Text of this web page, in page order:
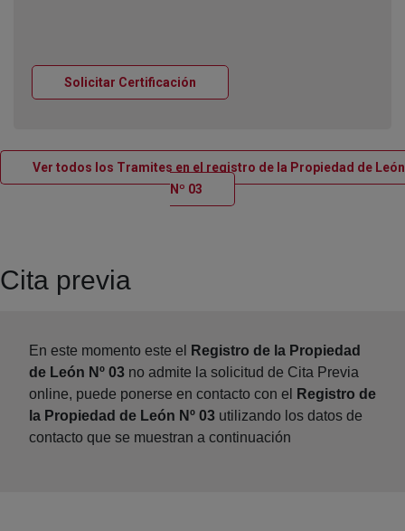
Solicitar Certificación
Ver todos los Tramites en el registro de la Propiedad de León
Nº 03 Ventana nueva
Cita previa
En este momento este el
Registro de la Propiedad
de León Nº 03 no admite la solicitud de Cita Previa
online, puede ponerse en contacto con el
Registro de
la Propiedad de León Nº 03 utilizando los datos de
contacto que se muestran a continuación